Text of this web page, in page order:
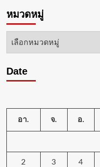
หมวดหมู่
หมวด
Date
อา. จ. อ.
2 3 4